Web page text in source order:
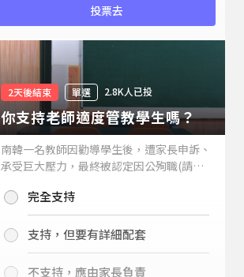
投票去
2天後結束 單選 2.8K人已投
你支持老師適度管教學生嗎？
南韓一名教師因勸導學生後，遭家長申訴、
承受巨大壓力，最終被認定因公殉職(請見
你支持老師適度管教學生嗎？
完全支持
支持，但要有詳細配套
不支持，應由家長負責